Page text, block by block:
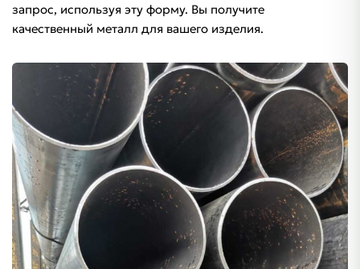
запрос, используя эту форму. Вы получите
качественный металл для вашего изделия.